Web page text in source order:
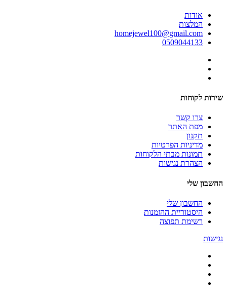
אודות
המלצות
homejewel100@gmail.com
0509044133
שירות לקוחות
צרו קשר
מפת האתר
תקנון
מדיניות הפרטיות
תמונות מבתי הלקוחות
הצהרת נגישות
החשבון שלי
החשבון שלי
היסטוריית ההזמנות
רשימת תפוצה
נגישות